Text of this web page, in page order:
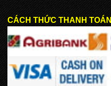
CÁCH THỨC THANH TOÁN